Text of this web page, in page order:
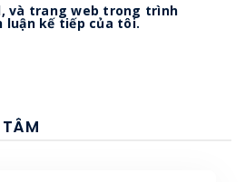
và trang web trong trình
luận kế tiếp của tôi.
TÂM